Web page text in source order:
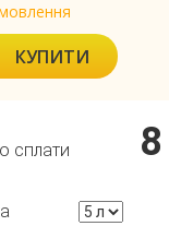
КУПИТИ
сплати